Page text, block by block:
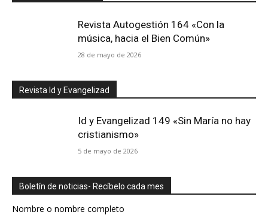
Revista Autogestión 164 «Con la
música, hacia el Bien Común»
28 de mayo de 2026
Revista Id y Evangelizad
Id y Evangelizad 149 «Sin María no hay
cristianismo»
5 de mayo de 2026
Boletín de noticias- Recíbelo cada mes
Nombre o nombre completo